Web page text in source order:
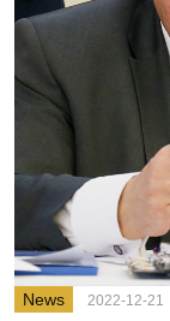
News 2022-12-21